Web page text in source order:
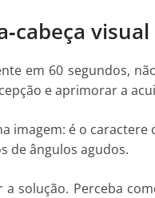
visual
em 60 segundos,
e aprimorar a
imagem: é o
de ângulos agudos.
solução. Perceba